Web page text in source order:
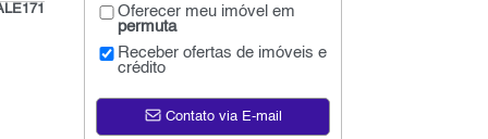
Oferecer meu imóvel em
permuta
Receber ofertas de imóveis e
crédito
Contato via E-mail